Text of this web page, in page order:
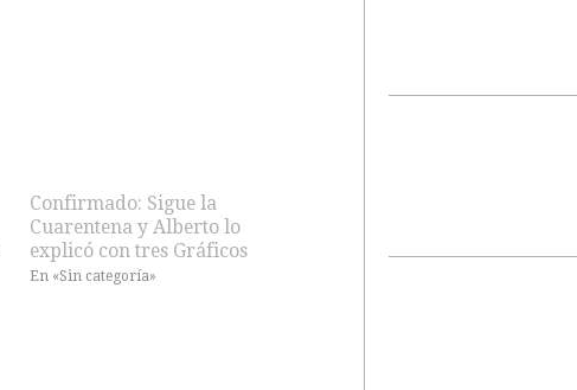
Confirmado: Sigue la
Cuarentena y Alberto lo
explicó con tres Gráficos
En «Sin categoría»